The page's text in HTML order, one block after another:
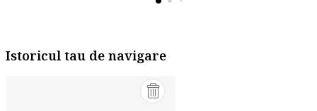
Istoricul tau de navigare